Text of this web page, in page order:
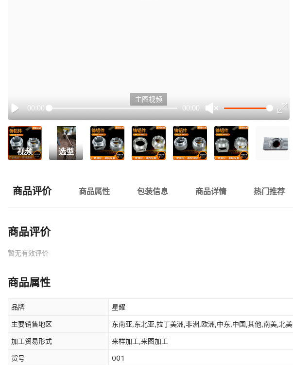
Play
00:00 00:00
主图视频
视频 选型
商品评价 商品属性 包装信息 商品详情 热门推荐
商品评价
暂无有效评价
商品属性
品牌 星耀
主要销售地区 东南亚,东北亚,拉丁美洲,非洲,欧洲,中东,中国,其他,南美,北美
加工贸易形式 来样加工,来图加工
货号 001